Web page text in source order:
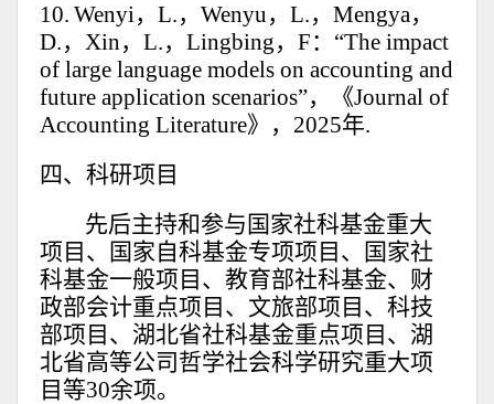
10. Wenyi，L.，Wenyu，L.，Mengya，
D.，Xin，L.，Lingbing，F：“The impact
of large language models on accounting and
future application scenarios”，《Journal of
Accounting Literature》 ，2025年.
四、科研项目
先后主持和参与国家社科基金重大
项目、国家自科基金专项项目、国家社
科基金一般项目、教育部社科基金、财
政部会计重点项目、文旅部项目、科技
部项目、湖北省社科基金重点项目、湖
北省高等公司哲学社会科学研究重大项
目等30余项。